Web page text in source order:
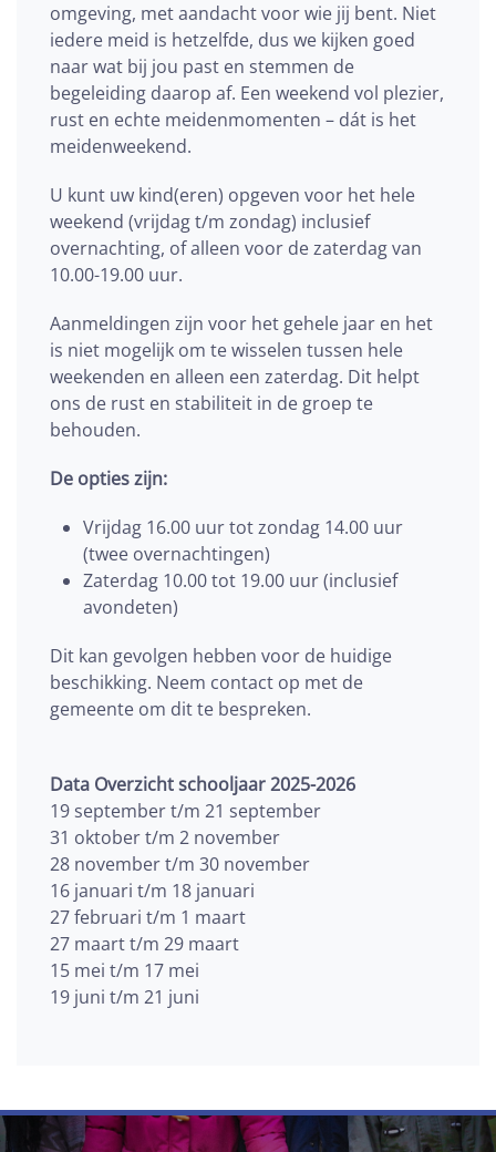
omgeving, met aandacht voor wie jij bent. Niet
iedere meid is hetzelfde, dus we kijken goed
naar wat bij jou past en stemmen de
begeleiding daarop af. Een weekend vol plezier,
rust en echte meidenmomenten – dát is het
meidenweekend.
U kunt uw kind(eren) opgeven voor het hele
weekend (vrijdag t/m zondag) inclusief
overnachting, of alleen voor de zaterdag van
10.00-19.00 uur.
Aanmeldingen zijn voor het gehele jaar en het
is niet mogelijk om te wisselen tussen hele
weekenden en alleen een zaterdag. Dit helpt
ons de rust en stabiliteit in de groep te
behouden.
De opties zijn:
Vrijdag 16.00 uur tot zondag 14.00 uur
(twee overnachtingen)
Zaterdag 10.00 tot 19.00 uur (inclusief
avondeten)
Dit kan gevolgen hebben voor de huidige
beschikking. Neem contact op met de
gemeente om dit te bespreken.
Data Overzicht schooljaar 2025-2026
19 september t/m 21 september
31 oktober t/m 2 november
28 november t/m 30 november
16 januari t/m 18 januari
27 februari t/m 1 maart
27 maart t/m 29 maart
15 mei t/m 17 mei
19 juni t/m 21 juni